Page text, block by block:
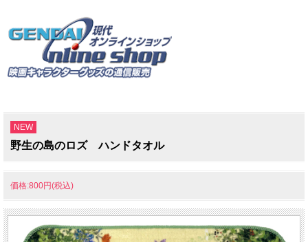
NEW
野生の島のロズ ハンドタオル
価格:800円(税込)